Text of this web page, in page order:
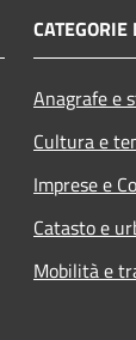
Anagrafe e
Cultura e
Imprese e
Catasto e
Mobilità e